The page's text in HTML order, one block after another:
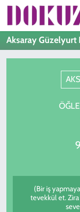
Aksaray Güzelyurt
(Bir iş
tevekkül et. Zira
Hava Durumu
Süper Lig